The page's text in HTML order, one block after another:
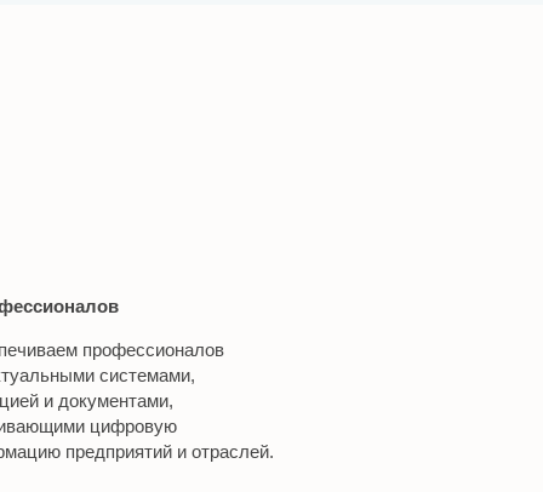
профессионалов
системами,
и документами,
цифровую
предприятий и отраслей.